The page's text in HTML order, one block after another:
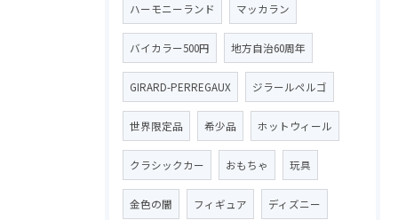
ハーモニーランド マッカラン
バイカラー500円 地方自治60周年
GIRARD-PERREGAUX ジラールペルゴ
世界限定品 希少品 ホットウィール
クラシックカー おもちゃ 玩具
金色の闇 フィギュア ディズニー